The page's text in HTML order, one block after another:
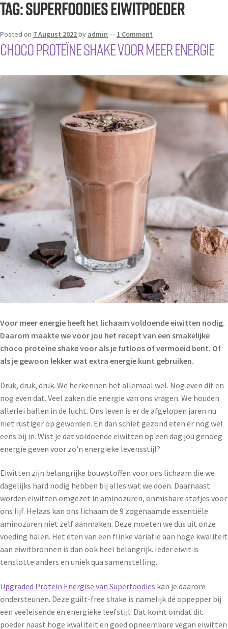
Tag:superfoodies eiwitpoeder
Posted on 7 August 2022by admin — 1 Comment
Choco proteïne shake voor meer energie
Voor meer energie heeft het lichaam voldoende eiwitten nodig.
Daarom maakte we voor jou het recept van een smakelijke
choco proteïne shake voor als je futloos of vermoeid bent. Of
als je gewoon lekker wat extra energie kunt gebruiken.
Druk, druk, druk. We herkennen het allemaal wel. Nog even dit en
nog even dat. Veel zaken die energie van ons vragen. We houden
allerlei ballen in de lucht. Ons leven is er de afgelopen jaren nu
niet rustiger op geworden. En dan schiet gezond eten er nog wel
eens bij in. Wist je dat voldoende eiwitten op een dag jou genoeg
energie geven voor zo’n energieke levensstijl?
Eiwitten zijn belangrijke bouwstoffen voor ons lichaam die we
dagelijks hard nodig hebben bij alles wat we doen. Daarnaast
worden eiwitten omgezet in aminozuren, onmisbare stofjes voor
ons lijf. Helaas kan ons lichaam de 9 zogenaamde essentiële
aminozuren niet zelf aanmaken. Deze moeten we dus uit onze
voeding halen. Het eten van een flinke variatie aan hoge kwaliteit
aan eiwitbronnen is dan ook heel belangrijk. Ieder eiwit is
tenslotte anders en uniek qua samenstelling.
Upgraded Protein Energise van Superfoodies kan je daarom
ondersteunen. Deze guilt-free shake is namelijk dé oppepper bij
een veeleisende en energieke leefstijl. Dat komt omdat dit
poeder naast hoge kwaliteit en goed opneembare vegan eiwitten